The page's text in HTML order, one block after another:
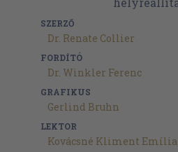
SZERZŐ
Dr. Renate Collier
FORDÍTÓ
Dr. Winkler Ferenc
GRAFIKUS
Gerlind Bruhn
LEKTOR
Kovácsné Kliment Emília